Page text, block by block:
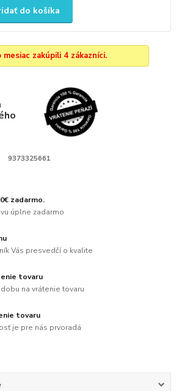
do košíka
zakúpili 4 zákazníci.
9373325661
zadarmo.
úplne zadarmo
Vás presvedčí o kvalite
tovaru
na vrátenie tovaru
tovaru
je pre nás prvoradá